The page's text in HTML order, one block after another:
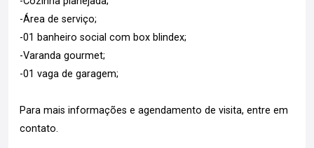
-Área de serviço;
-01 banheiro social com box blindex;
-Varanda gourmet;
-01 vaga de garagem;
Para mais informações e agendamento de visita, entre em
contato.